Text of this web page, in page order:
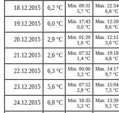
18.12.2015 6,2 °C
Min. 09:31
5,7 °C
Max. 22:54
6,8 °C
19.12.2015 6,0 °C
Min. 17:43
0,0 °C
Max. 12:59
8,6 °C
20.12.2015 2,9 °C
Min. 01:29
1,6 °C
Max. 12:15
3,6 °C
21.12.2015 2,6 °C
Min. 07:32
1,4 °C
Max. 19:18
4,8 °C
22.12.2015 6,3 °C
Min. 00:00
3,2 °C
Max. 14:17
9,7 °C
23.12.2015 5,6 °C
Min. 07:52
2,8 °C
Max. 15:04
7,3 °C
24.12.2015 6,8 °C
Min. 18:35
5,2 °C
Max. 13:39
9,2 °C